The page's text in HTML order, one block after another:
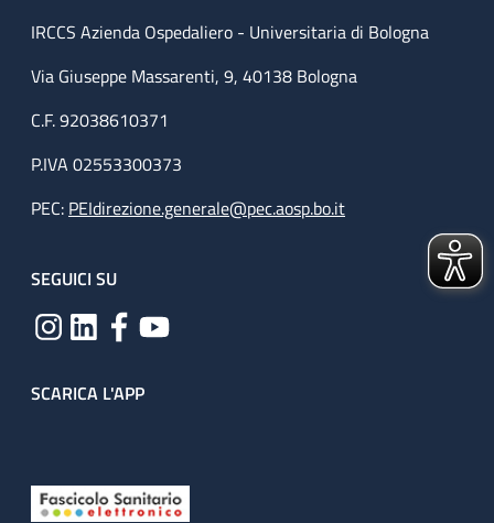
IRCCS Azienda Ospedaliero - Universitaria di Bologna
Via Giuseppe Massarenti, 9, 40138 Bologna
C.F. 92038610371
P.IVA 02553300373
PEC: PEIdirezione.generale@pec.aosp.bo.it
SEGUICI SU
SCARICA L'APP